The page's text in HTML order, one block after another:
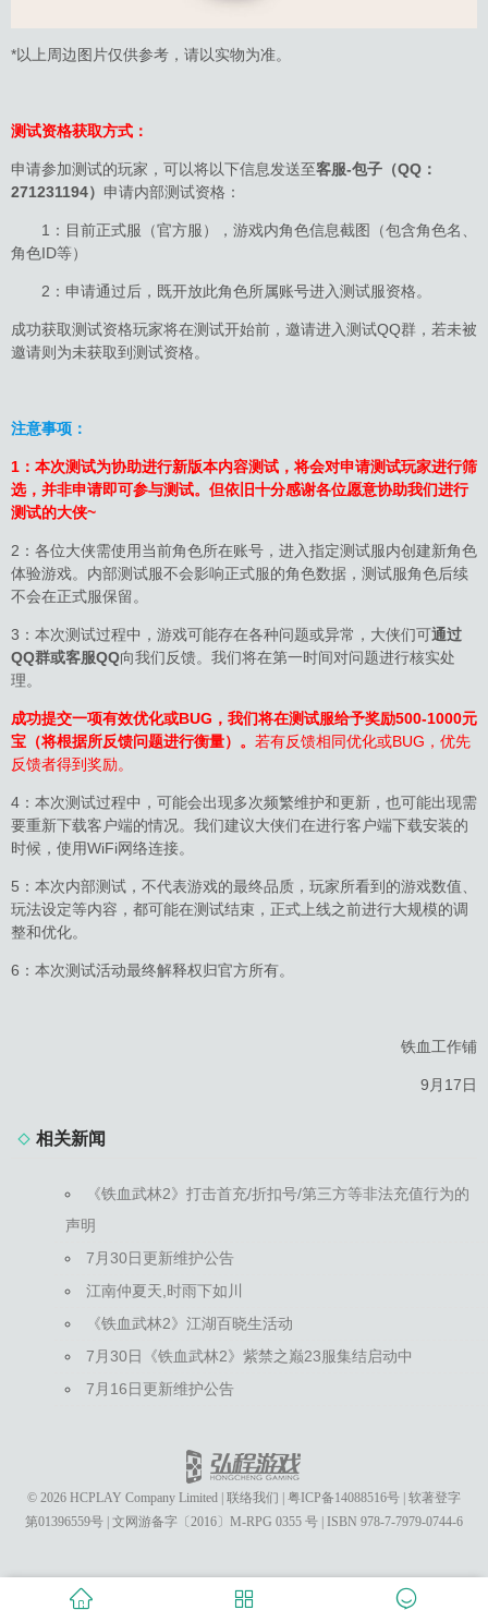
*以上周边图片仅供参考，请以实物为准。
测试资格获取方式：
申请参加测试的玩家，可以将以下信息发送至客服-包子（QQ：
271231194） 申请内部测试资格：
1：目前正式服（官方服），游戏内角色信息截图（包含角色名、
角色ID等）
2：申请通过后，既开放此角色所属账号进入测试服资格。
成功获取测试资格玩家将在测试开始前，邀请进入测试QQ群，若未被
邀请则为未获取到测试资格。
注意事项：
1：本次测试为协助进行新版本内容测试，将会对申请测试玩家进行筛
选，并非申请即可参与测试。但依旧十分感谢各位愿意协助我们进行
测试的大侠~
2：各位大侠需使用当前角色所在账号，进入指定测试服内创建新角色
体验游戏。内部测试服不会影响正式服的角色数据，测试服角色后续
不会在正式服保留。
3：本次测试过程中，游戏可能存在各种问题或异常，大侠们可通过
QQ群或客服QQ向我们反馈。我们将在第一时间对问题进行核实处
理。
成功提交一项有效优化或BUG，我们将在测试服给予奖励500-1000元
宝（将根据所反馈问题进行衡量）。 若有反馈相同优化或BUG，优先
反馈者得到奖励。
4：本次测试过程中，可能会出现多次频繁维护和更新，也可能出现需
要重新下载客户端的情况。我们建议大侠们在进行客户端下载安装的
时候，使用WiFi网络连接。
5：本次内部测试，不代表游戏的最终品质，玩家所看到的游戏数值、
玩法设定等内容，都可能在测试结束，正式上线之前进行大规模的调
整和优化。
6：本次测试活动最终解释权归官方所有。
铁血工作铺
9月17日
相关新闻
《铁血武林2》打击首充/折扣号/第三方等非法充值行为的
声明
7月30日更新维护公告
江南仲夏天,时雨下如川
《铁血武林2》江湖百晓生活动
7月30日《铁血武林2》紫禁之巅23服集结启动中
7月16日更新维护公告
© 2026 HCPLAY Company Limited 联络我们 粤ICP备14088516号 软著登字
第01396559号 文网游备字〔2016〕M-RPG 0355 号 ISBN 978-7-7979-0744-6